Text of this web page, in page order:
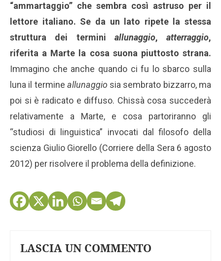
“ammartaggio” che sembra così astruso per il
lettore italiano. Se da un lato ripete la stessa
struttura dei termini allunaggio, atterraggio,
riferita a Marte la cosa suona piuttosto strana.
Immagino che anche quando ci fu lo sbarco sulla
luna il termine allunaggio sia sembrato bizzarro, ma
poi si è radicato e diffuso. Chissà cosa succederà
relativamente a Marte, e cosa partoriranno gli
“studiosi di linguistica” invocati dal filosofo della
scienza Giulio Giorello (Corriere della Sera 6 agosto
2012) per risolvere il problema della definizione.
LASCIA UN COMMENTO